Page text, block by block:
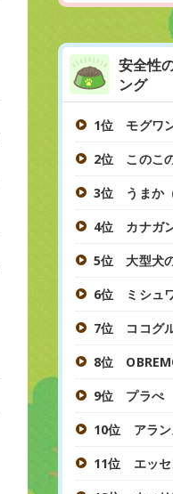
安全性
ング
1位 モグワ
2位 このこ
3位 うまか
4位 カナガ
5位 大型犬
6位 ミシュ
7位 ココグ
8位
9位 プラぺ
10位 アラン
11位 エッセ